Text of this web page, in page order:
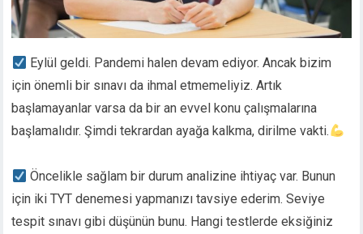
Eylül geldi. Pandemi halen devam ediyor. Ancak bizim
için önemli bir sınavı da ihmal etmemeliyiz. Artık
başlamayanlar varsa da bir an evvel konu çalışmalarına
başlamalıdır. Şimdi tekrardan ayağa kalkma, dirilme vakti.
Öncelikle sağlam bir durum analizine ihtiyaç var. Bunun
için iki TYT denemesi yapmanızı tavsiye ederim. Seviye
tespit sınavı gibi düşünün bunu. Hangi testlerde eksiğiniz